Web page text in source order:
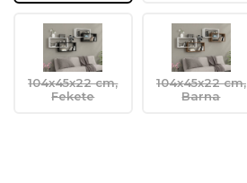
104x45x22 cm,
Fekete
104x45x22 cm,
Barna